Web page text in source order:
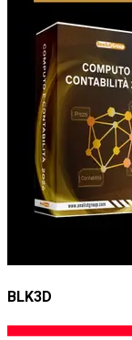
BLK3D